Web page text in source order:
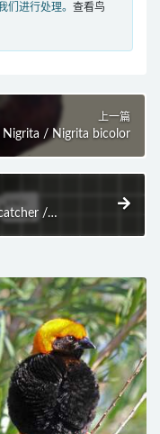
们进行处理。 查看鸟
上一篇
/ Nigrita bicolor
/